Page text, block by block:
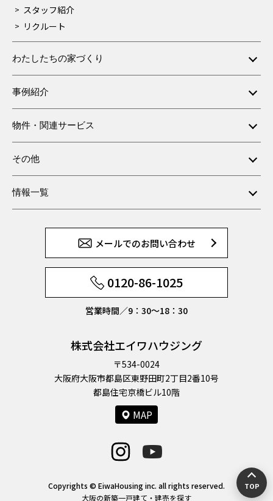
スタッフ紹介
リクルート
わたしたちの家づくり
事例紹介
物件・関連サービス
その他
情報一覧
メールでのお問い合わせ
0120-86-1025
営業時間／9：30〜18：30
株式会社エイワハウジング
〒534-0024
大阪府大阪市都島区東野田町2丁目2番10号
都島住宅京橋ビル10階
MAP
Copyrights © EiwaHousing inc. all rights reserved.
大阪の新築一戸建て・建売を探す
TOP